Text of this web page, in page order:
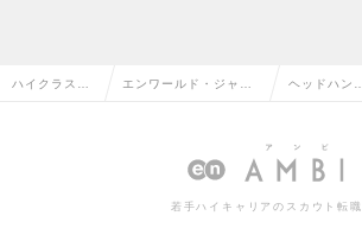
ハイクラス求 エンワールド・ジャパ ヘッドハンタ
若手ハイキャリアのスカウト転職